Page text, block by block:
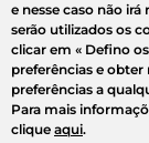
e nesse caso não
serão utilizados os
clicar em « Defino
preferências e
preferências a
Para mais
clique aqui.